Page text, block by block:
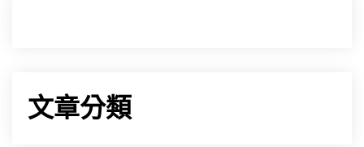
文章分類